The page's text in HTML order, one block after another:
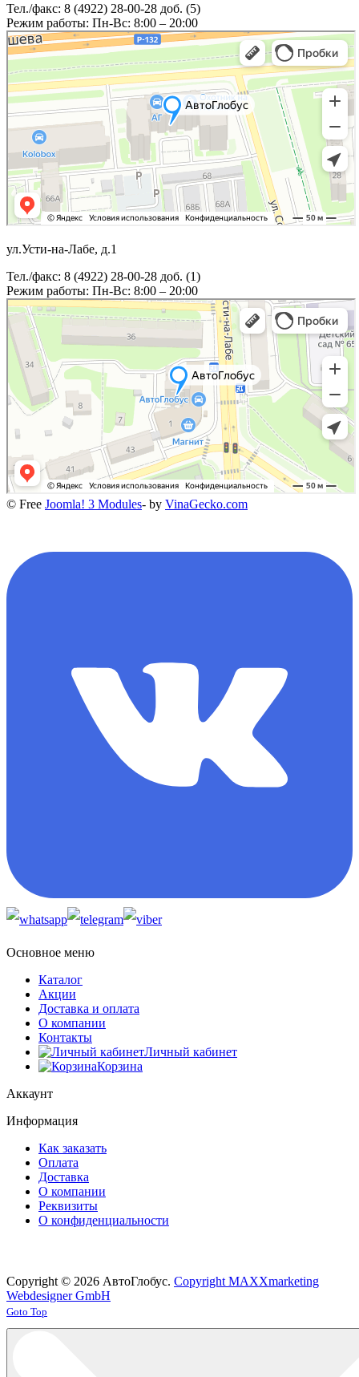
Тел./факс: 8 (4922) 28-00-28 доб. (5)
Режим работы: Пн-Вс: 8:00 – 20:00
ул.Усти-на-Лабе, д.1
Тел./факс: 8 (4922) 28-00-28 доб. (1)
Режим работы: Пн-Вс: 8:00 – 20:00
© Free Joomla! 3 Modules- by VinaGecko.com
Основное меню
Каталог
Акции
Доставка и оплата
О компании
Контакты
Личный кабинет
Корзина
Аккаунт
Информация
Как заказать
Оплата
Доставка
О компании
Реквизиты
О конфиденциальности
Copyright © 2026 АвтоГлобус. Copyright MAXXmarketing
Webdesigner GmbH
Joomla! 3 Templates
Goto Top